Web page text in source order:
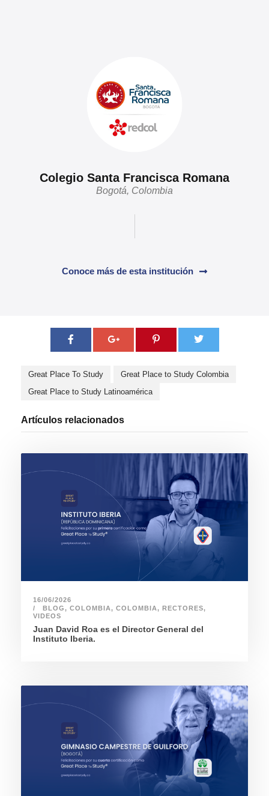
Colegio Santa Francisca Romana
Bogotá, Colombia
Conoce más de esta institución
Great Place To Study
Great Place to Study Colombia
Great Place to Study Latinoamérica
Artículos relacionados
16/06/2026
BLOG, COLOMBIA, COLOMBIA, RECTORES,
VIDEOS
Juan David Roa es el Director General del
Instituto Iberia.